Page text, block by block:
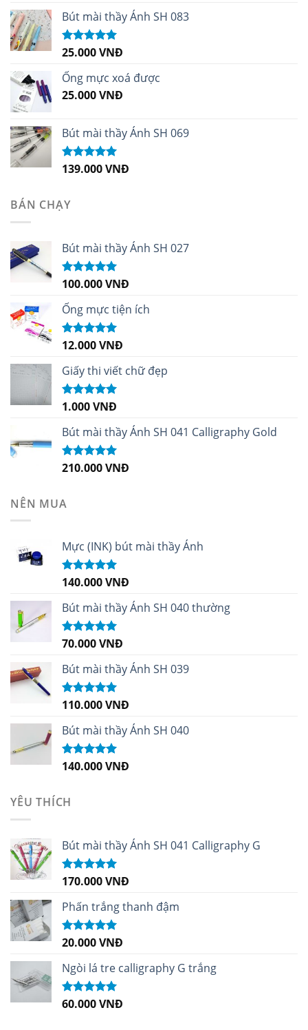
sao
Bút mài thầy Ánh SH 083
Được xếp
sao
25.000VNĐ
Ống mực xoá được
25.000VNĐ
Bút mài thầy Ánh SH 069
Được xếp
139.000VNĐ
BÁN CHẠY
Bút mài thầy Ánh SH 027
Được xếp
sao
100.000VNĐ
Ống mực tiện ích
Được xếp
sao
12.000VNĐ
Giấy thi viết chữ đẹp
Được xếp
sao
1.000VNĐ
Bút mài thầy Ánh SH 041 Calligraphy Gold
Được xếp
210.000VNĐ
NÊN MUA
Mực (INK) bút mài thầy Ánh
Được xếp
sao
140.000VNĐ
Bút mài thầy Ánh SH 040 thường
Được xếp
sao
70.000VNĐ
Bút mài thầy Ánh SH 039
Được xếp
sao
110.000VNĐ
Bút mài thầy Ánh SH 040
Được xếp
140.000VNĐ
YÊU THÍCH
Bút mài thầy Ánh SH 041 Calligraphy G
Được xếp
sao
170.000VNĐ
Phấn trắng thanh đậm
Được xếp
sao
20.000VNĐ
Ngòi lá tre calligraphy G trắng
Được xếp
60.000VNĐ